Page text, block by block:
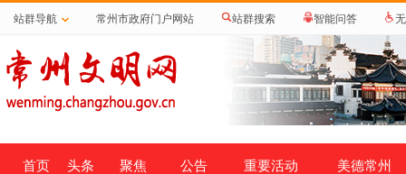
站群导航 常州市政府门户网站 站群搜索 智能问答
首页 头条 聚焦 公告 重要活动
美德常州